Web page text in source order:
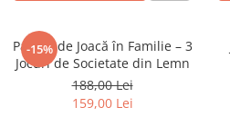
-15%
Pachet de Joacă în Familie – 3
Jocuri de Societate din Lemn
188,00 Lei
159,00 Lei